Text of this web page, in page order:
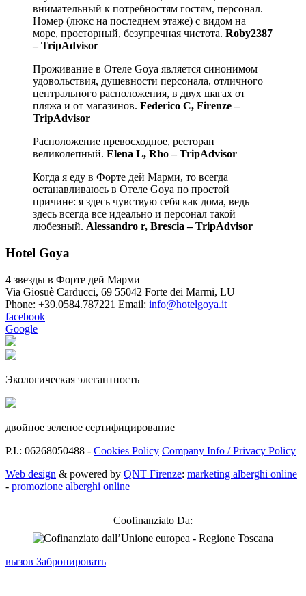
внимательный к потребностям гостям, персонал.
Номер (люкс на последнем этаже) с видом на
море, просторный, безупречная чистота. Roby2387
– TripAdvisor
Проживание в Отеле Goya является синонимом
удовольствия, душевности персонала, отличного
центрального расположения, в двух шагах от
пляжа и от магазинов. Federico C, Firenze –
TripAdvisor
Расположение превосходное, ресторан
великолепный. Elena L, Rho – TripAdvisor
Когда я еду в Форте дей Марми, то всегда
останавливаюсь в Отеле Goya по простой
причине: я здесь чувствую себя как дома, ведь
здесь всегда все идеально и персонал такой
любезный. Alessandro r, Brescia – TripAdvisor
Hotel Goya
4 звезды в Форте дей Марми
Via Giosuè Carducci, 69 55042 Forte dei Marmi, LU
Phone: +39.0584.787221 Email: info@hotelgoya.it
facebook
Google
Экологическая элегантность
двойное зеленое сертифицирование
P.I.: 06268050488 - Cookies Policy Company Info / Privacy Policy
Web design & powered by QNT Firenze: marketing alberghi online
- promozione alberghi online
Coofinanziato Da:
вызов Забронировать